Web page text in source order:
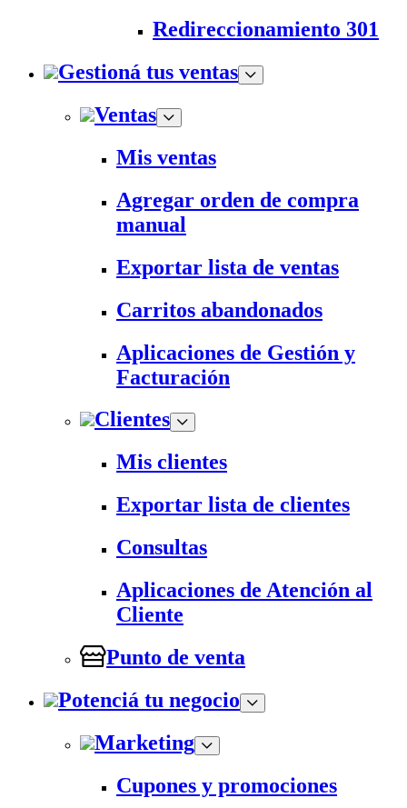
Redireccionamiento 301
Gestioná tus ventas
Ventas
Mis ventas
Agregar orden de compra
manual
Exportar lista de ventas
Carritos abandonados
Aplicaciones de Gestión y
Facturación
Clientes
Mis clientes
Exportar lista de clientes
Consultas
Aplicaciones de Atención al
Cliente
Punto de venta
Potenciá tu negocio
Marketing
Cupones y promociones